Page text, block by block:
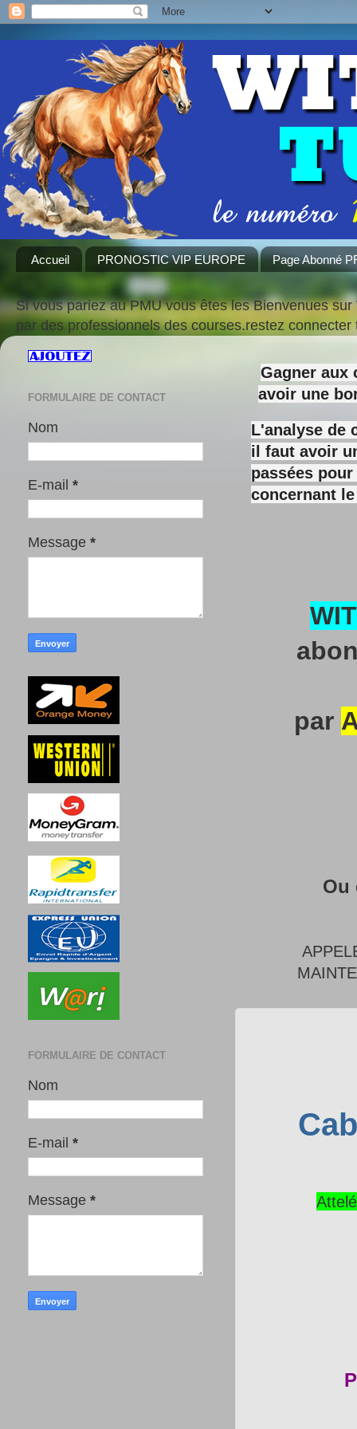
Accueil PRONOSTIC VIP EUROPE Page Abonné
Si vous pariez au PMU vous êtes les Bienvenues
par des professionnels des courses.restez
Gagner aux
avoir une
L'analyse de
il faut avoir
passées
concernant
par
Ou
FORMULAIRE DE CONTACT
Nom
E-mail *
Message *
FORMULAIRE DE CONTACT
Nom
E-mail *
Message *